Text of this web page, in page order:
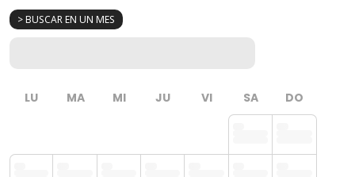
> BUSCAR EN UN MES
LU MA MI JU VI SA DO